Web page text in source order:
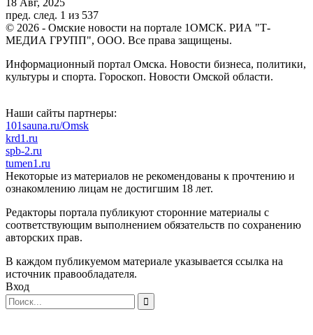
пред. след. 1 из 537
© 2026 - Омские новости на портале 1ОМСК. РИА "Т-
МЕДИА ГРУПП", ООО. Все права защищены.
Информационный портал Омска. Новости бизнеса, политики,
культуры и спорта. Гороскоп. Новости Омской области.
Наши сайты партнеры:
101sauna.ru/Omsk
krd1.ru
spb-2.ru
tumen1.ru
Некоторые из материалов не рекомендованы к прочтению и
ознакомлению лицам не достигшим 18 лет.
Редакторы портала публикуют сторонние материалы с
соответствующим выполнением обязательств по сохранению
авторских прав.
В каждом публикуемом материале указывается ссылка на
источник правообладателя.
Вход